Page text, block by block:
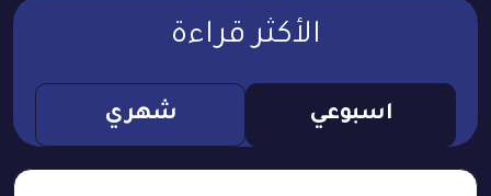
الأكثر قراءة
اسبوعي شهري